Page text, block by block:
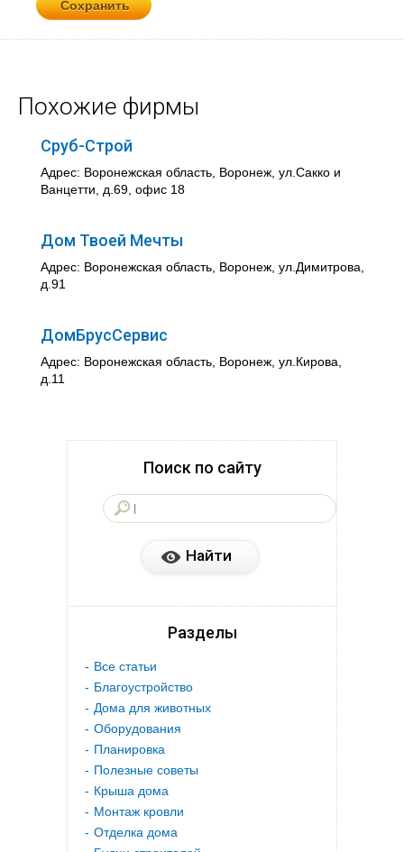
Похожие фирмы
Сруб-Строй
Адрес: Воронежская область, Воронеж, ул.Сакко и
Ванцетти, д.69, офис 18
Дом Твоей Мечты
Адрес: Воронежская область, Воронеж, ул.Димитрова,
д.91
ДомБрусСервис
Адрес: Воронежская область, Воронеж, ул.Кирова,
д.11
Поиск по сайту
Разделы
Все статьи
Благоустройство
Дома для животных
Оборудования
Планировка
Полезные советы
Крыша дома
Монтаж кровли
Отделка дома